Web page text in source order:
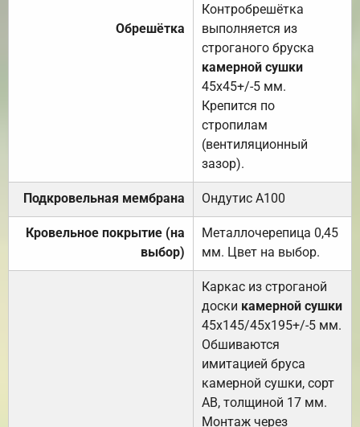
Обрешётка
Контробрешётка
выполняется из
строганого бруска
камерной сушки
45х45+/-5 мм.
Крепится по
стропилам
(вентиляционный
зазор).
Подкровельная мембрана Ондутис А100
Кровельное покрытие (на
выбор)
Металлочерепица 0,45
мм. Цвет на выбор.
Каркас из строганой
доски камерной сушки
45х145/45х195+/-5 мм.
Обшиваются
имитацией бруса
камерной сушки, сорт
АВ, толщиной 17 мм.
Монтаж через